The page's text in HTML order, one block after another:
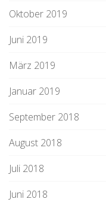
Oktober 2019
Juni 2019
März 2019
Januar 2019
September 2018
August 2018
Juli 2018
Juni 2018